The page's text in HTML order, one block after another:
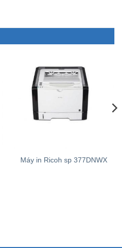
Máy in Ricoh sp 377DNWX